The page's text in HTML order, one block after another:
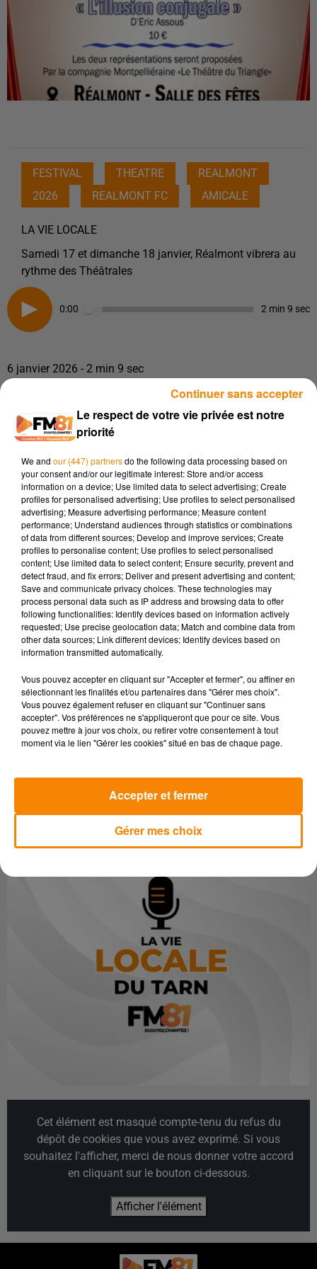
FESTIVAL THEATRE
REALMONT
2026
REALMONT FC AMICALE
LA VIE LOCALE
Samedi 17 et dimanche 18 janvier, Réalmont vibrera au
rythme des Théâtrales
0:00 2 min 9 sec
6 janvier 2026 - 2 min 9 sec
UN WEEK-END THÉÂTRAL SIGNÉ AMICALE DU RÉALMONT FC
L’Amicale du Réalmont FC remet le couvert pour une
Théâtrales de l’Amicale, qui se tiendrasamedi 17 janvier
2026 à 21 h puisdimanche 18 janvier 2026 à 15 hà lasalle
des fêtes de Réalmont. Cet événement est devenu au fil des
ans un rendez-vous culturel attendu dans la vie locale du
Centre-Tarn, conjuguant convivialité, arts de la scène et
moments de partage autour du jeu théâtral.
Pendant deux jours, le public pourra découvrir deux pièces
proposées par la compagnie leThéâtre du Trianglede
Montpellier, qui revient pour offrir un spectacle de qualité.
L’ambiance, fidèle à l’esprit d’amateurs passionnés et
bénévoles, associe rires, émotions et échanges avec les
DansLa Vie locale de FM81, nous recevrons Nicolas Laurier,
un organisateur de l’Amicale du Réalmont FC pour vous en
dire plus.
Réservations au06 52 66 11 48
Cet élément est masqué compte-tenu du refus du
dépôt de cookies que vous avez exprimé. Si vous
souhaitez l'afficher, merci de nous donner votre accord
en cliquant sur le bouton ci-dessous.
Afficher l'élément
Le respect de votre vie privée est notre
priorité
We and our (447) partnersdo the following data processing based on
your consent and/or our legitimate interest: Store and/or access
information on a device; Use limited data to select advertising; Create
profiles for personalised advertising; Use profiles to select personalised
advertising; Measure advertising performance; Measure content
performance; Understand audiences through statistics or combinations
of data from different sources; Develop and improve services; Create
profiles to personalise content; Use profiles to select personalised
content; Use limited data to select content; Ensure security, prevent and
detect fraud, and fix errors; Deliver and present advertising and content;
Save and communicate privacy choices. These technologies may
process personal data such as IP address and browsing data to offer
following functionalities: Identify devices based on information actively
requested; Use precise geolocation data; Match and combine data from
other data sources; Link different devices; Identify devices based on
information transmitted automatically.
Vous pouvez accepter en cliquant sur "Accepter et fermer", ou affiner en
sélectionnant les finalités et/ou partenaires dans "Gérer mes choix".
Vous pouvez également refuser en cliquant sur "Continuer sans
accepter". Vos préférences ne s'appliqueront que pour ce site. Vous
pouvez mettre à jour vos choix, ou retirer votre consentement à tout
moment via le lien "Gérer les cookies" situé en bas de chaque page.
Gérer mes choix
Accepter et fermer
Continuer sans accepter